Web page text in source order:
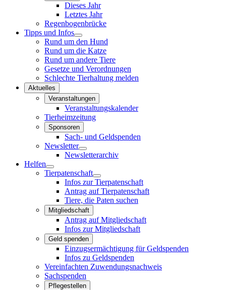
Dieses Jahr
Letztes Jahr
Regenbogenbrücke
Tipps und Infos
Rund um den Hund
Rund um die Katze
Rund um andere Tiere
Gesetze und Verordnungen
Schlechte Tierhaltung melden
Aktuelles
Veranstaltungen
Veranstaltungskalender
Tierheimzeitung
Sponsoren
Sach- und Geldspenden
Newsletter
Newsletterarchiv
Helfen
Tierpatenschaft
Infos zur Tierpatenschaft
Antrag auf Tierpatenschaft
Tiere, die Paten suchen
Mitgliedschaft
Antrag auf Mitgliedschaft
Infos zur Mitgliedschaft
Geld spenden
Einzugsermächtigung für Geldspenden
Infos zu Geldspenden
Vereinfachten Zuwendungsnachweis
Sachspenden
Pflegestellen